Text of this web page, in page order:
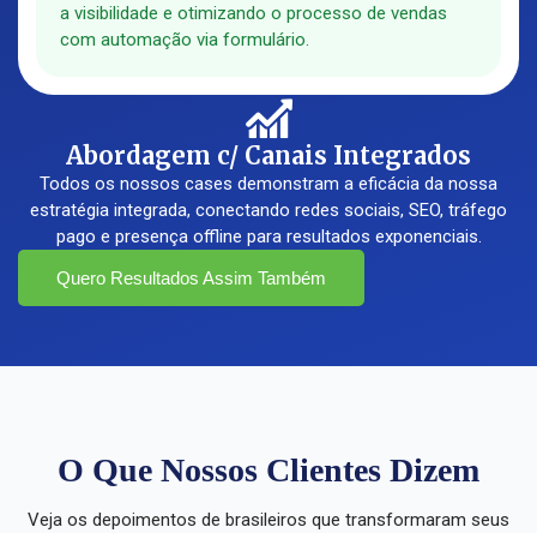
a visibilidade e otimizando o processo de vendas
com automação via formulário.
Abordagem c/ Canais Integrados
Todos os nossos cases demonstram a eficácia da nossa
estratégia integrada, conectando redes sociais, SEO, tráfego
pago e presença offline para resultados exponenciais.
Quero Resultados Assim Também
O Que Nossos Clientes Dizem
Veja os depoimentos de brasileiros que transformaram seus